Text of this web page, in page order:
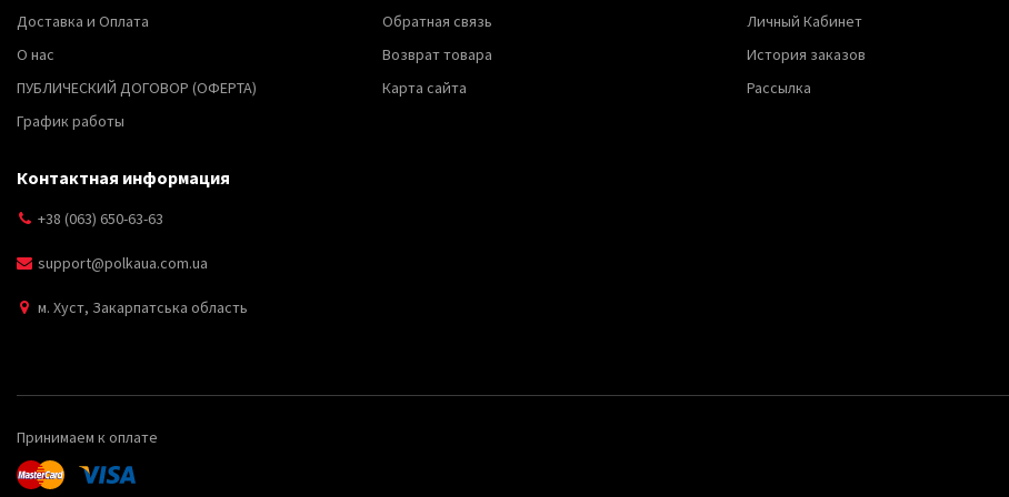
Доставка и Оплата
О нас
ПУБЛИЧЕСКИЙ ДОГОВОР (ОФЕРТА)
График работы
Обратная связь
Возврат товара
Карта сайта
Личный Кабинет
История заказов
Рассылка
Контактная информация
+38 (063) 650-63-63
support@polkaua.com.ua
м. Хуст, Закарпатська область
Принимаем к оплате